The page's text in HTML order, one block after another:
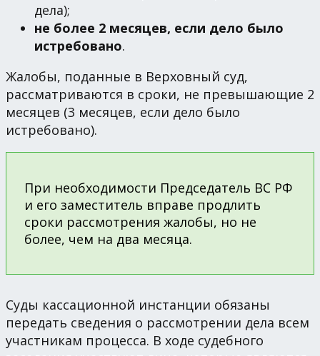
дела);
не более 2 месяцев, если дело было
истребовано.
Жалобы, поданные в Верховный суд,
рассматриваются в сроки, не превышающие 2
месяцев (3 месяцев, если дело было
истребовано).
При необходимости Председатель ВС РФ
и его заместитель вправе продлить
сроки рассмотрения жалобы, но не
более, чем на два месяца.
Суды кассационной инстанции обязаны
передать сведения о рассмотрении дела всем
участникам процесса. В ходе судебного